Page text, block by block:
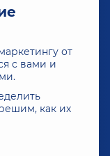
от
с вами и
как их